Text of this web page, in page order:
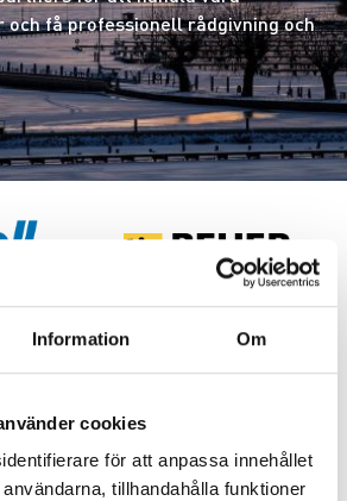
Information Om
cookies
för att anpassa innehållet
tillhandahålla funktioner
få professionell rådgivning och